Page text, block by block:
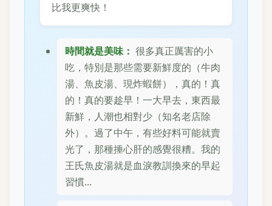
比我更爽快！
時間就是美味： 很多真正厲害的小
吃，特別是那些需要新鮮度的（牛肉
湯、魚皮湯、現炸蝦餅），真的！真
的！真的要趁早！一大早去，東西最
新鮮，人潮也相對少（知名老店除
外）。過了中午，有些好料可能就賣
光了，那種捶心肝的感覺很糟。我的
王氏魚皮湯就是血淚教訓換來的早起
習慣...